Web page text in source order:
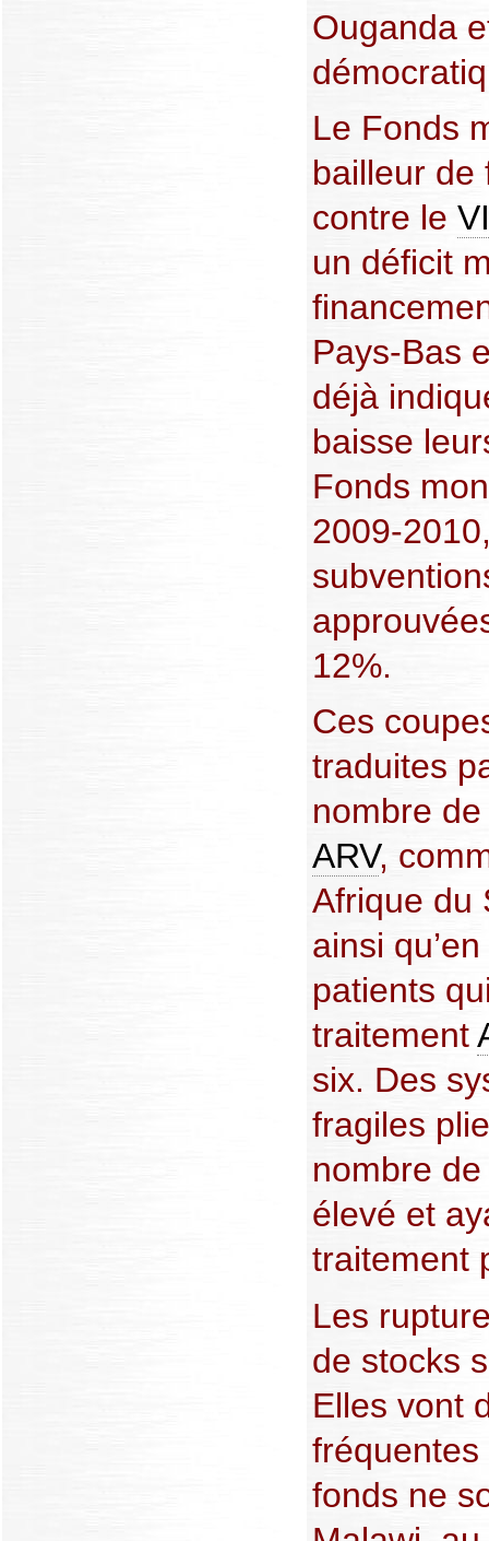
Ouganda
Le Fonds
bailleur de
contre le
un déficit
Pays-Bas
déjà
baisse
Fonds
2009-
12%.
Ces
traduites
nombre
ARV,
Afrique du
ainsi
patients
traitement
six. Des
fragiles
nombre
élevé et
traitement
Les
de stocks
Elles vont
fonds ne